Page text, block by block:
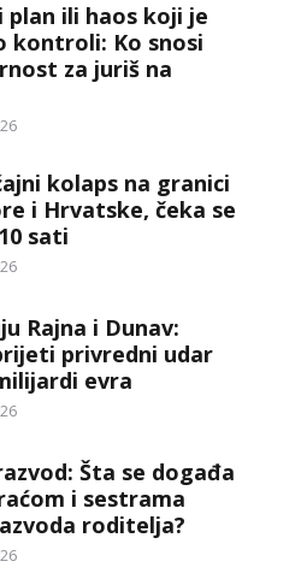
plan ili haos koji je
kontroli: Ko snosi
za juriš na
kolaps na granici
i Hrvatske, čeka se
sati
Rajna i Dunav:
privredni udar
evra
Šta se događa
i sestrama
roditelja?